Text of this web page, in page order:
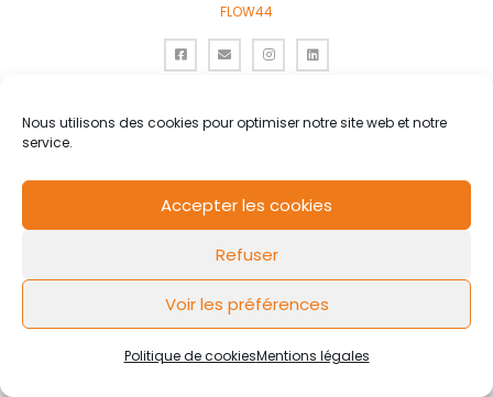
Nous utilisons des cookies pour optimiser notre site web et notre
service.
Accepter les cookies
Refuser
Voir les préférences
Politique de cookiesMentions légales
FLOW44